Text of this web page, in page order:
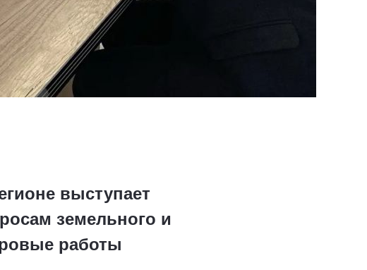
выступает
земельного и
работы